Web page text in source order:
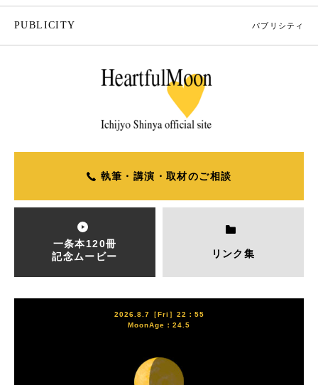
PUBLICITY パブリシティ
執筆・講演・取材のご相談
一条本120冊
記念ムービー
リンク集
2026.8.7［Fri］22：55
MoonAge：24.5